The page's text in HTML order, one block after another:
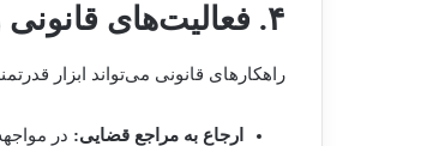
۴. فعالیت‌های قانونی و مدنی
راهکارهای قانونی می‌تواند ابزار
ارجاع به مراجع قضایی: در